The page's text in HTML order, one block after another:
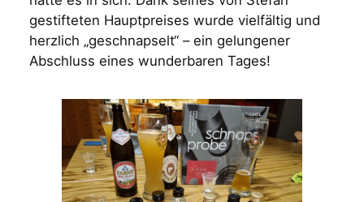
gestifteten Hauptpreises wurde vielfältig und
herzlich „geschnapselt“ – ein gelungener
Abschluss eines wunderbaren Tages!